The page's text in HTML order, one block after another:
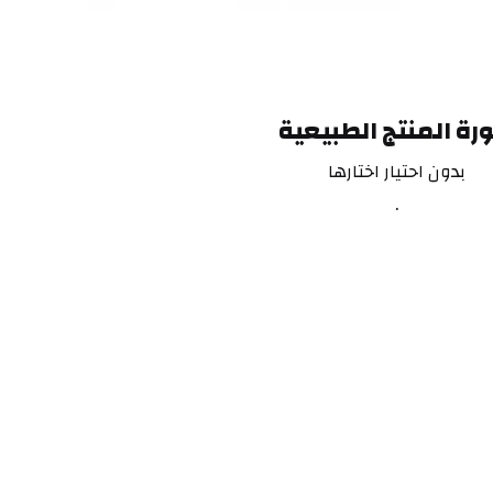
المنتج الطبيعية
بدون احتيار اختارها
.